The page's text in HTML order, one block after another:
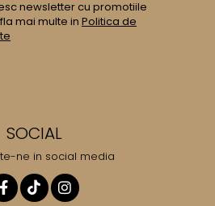
newsletter cu promotiile
mai multe in Politica de
SOCIAL
ne in social media